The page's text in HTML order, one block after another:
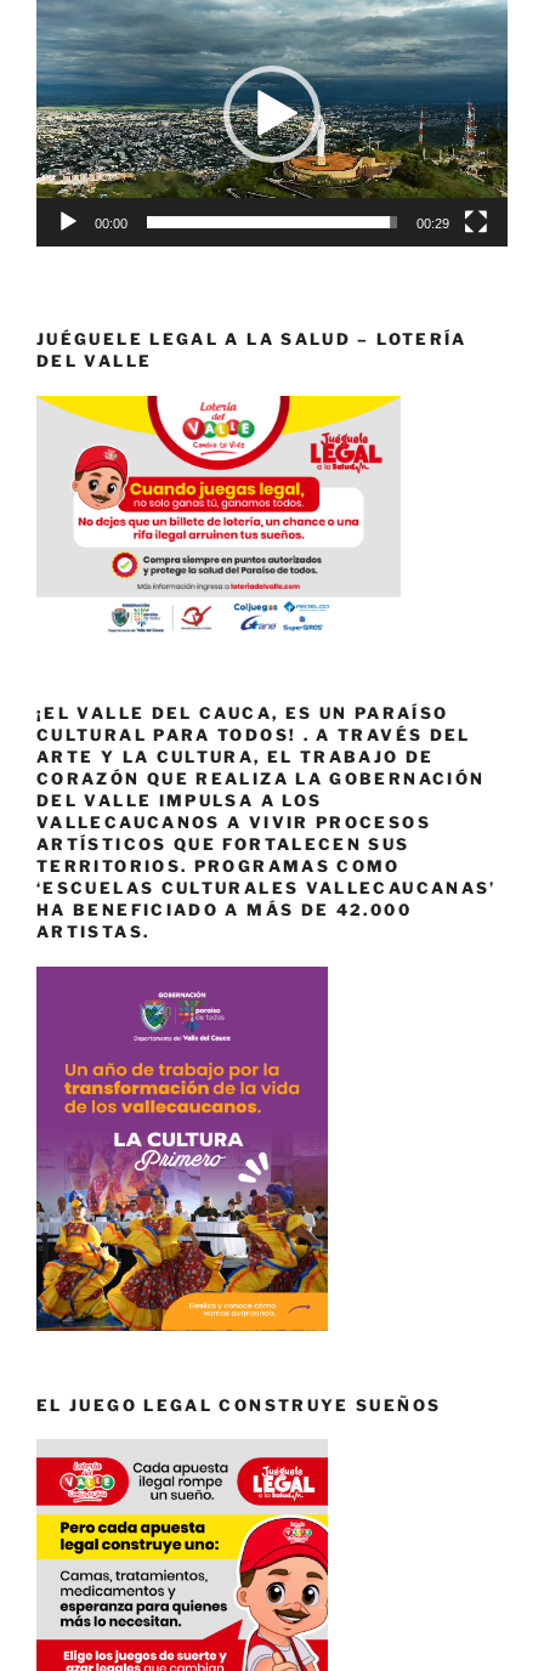
de
vídeo
00:00 00:29
JUÉGUELE LEGAL A LA SALUD – LOTERÍA
DEL VALLE
¡EL VALLE DEL CAUCA, ES UN PARAÍSO
CULTURAL PARA TODOS! . A TRAVÉS DEL
ARTE Y LA CULTURA, EL TRABAJO DE
CORAZÓN QUE REALIZA LA GOBERNACIÓN
DEL VALLE IMPULSA A LOS
VALLECAUCANOS A VIVIR PROCESOS
ARTÍSTICOS QUE FORTALECEN SUS
TERRITORIOS. PROGRAMAS COMO
‘ESCUELAS CULTURALES VALLECAUCANAS’
HA BENEFICIADO A MÁS DE 42.000
ARTISTAS.
EL JUEGO LEGAL CONSTRUYE SUEÑOS